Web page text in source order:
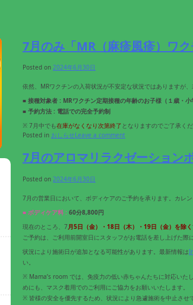
7月のみ「MR（麻疹風疹）ワ
Posted on 2024年6月30日
依然、MRワクチンの入荷状況が不安定な状況ではありますが
■ 接種対象者 : MRワクチン定期接種の年齢のお子様（１歳・小
■ 予約方法 : 電話での完全予約制
※ 7月中でも在庫がなくなり次第終了 となりますのでご了承くだ
Posted in おしらせLeave a comment
7月のアロマリラクゼーション
Posted on 2024年6月30日
7月の営業日において、ボディケアのご予約を承ります。カレン
■ ボディケア料 : 60分8,800円
現在のところ、7月5日（金）・18日（木） ・19日（金） を除く
ご予約は、ご利用前開室日にスタッフがお電話を差し上げた際
状況により施術日が追加となる可能性があります。最新情報は
い。
※ Mama’s room では、免疫力の低い赤ちゃんたちに対応いた
めにも、マスク着用でのご利用にご協力をお願いいたします。
※ 皆様の安全を優先するため、状況により急遽施術を中止させ